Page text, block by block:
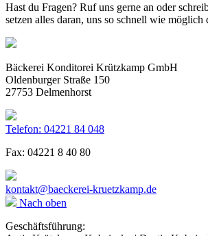
Hast du Fragen? Ruf uns gerne an oder
setzen alles daran, uns so schnell wie möglich
Bäckerei Konditorei Krützkamp GmbH
Oldenburger Straße 150
27753 Delmenhorst
Telefon: 04221 84 048
Fax: 04221 8 40 80
kontakt@baeckerei-kruetzkamp.de
Nach oben
Geschäftsführung: